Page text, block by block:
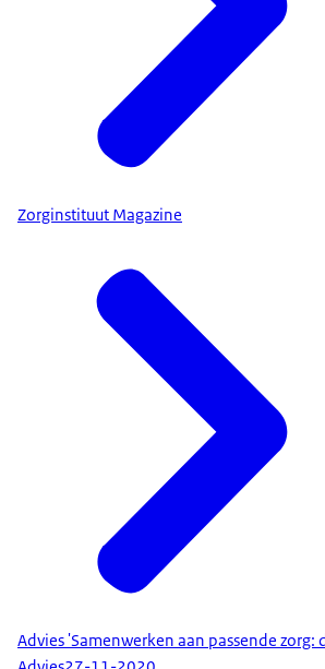
Zorginstituut Magazine
Advies 'Samenwerken aan passende zorg: